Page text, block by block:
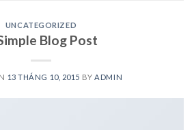
UNCATEGORIZED
Blog Post
13 THÁNG 10, 2015 BYADMIN